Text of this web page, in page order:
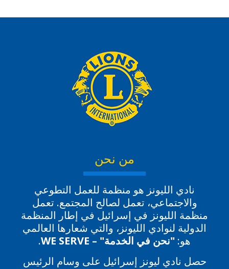
من نحن
نادي الليونز هو منظمة للعمل التطوعي
والاجتماعي، تعمل لصالح المجتمع. تعمل
منظمة الليونز في إسرائيل في إطار المنظمة
الدولية لنوادي الليونز، والتي شعارها العالمي
هو: "نحن في الخدمة" – WE SERVE
.
حصل نادي ليونز إسرائيل على وسام الرئيس